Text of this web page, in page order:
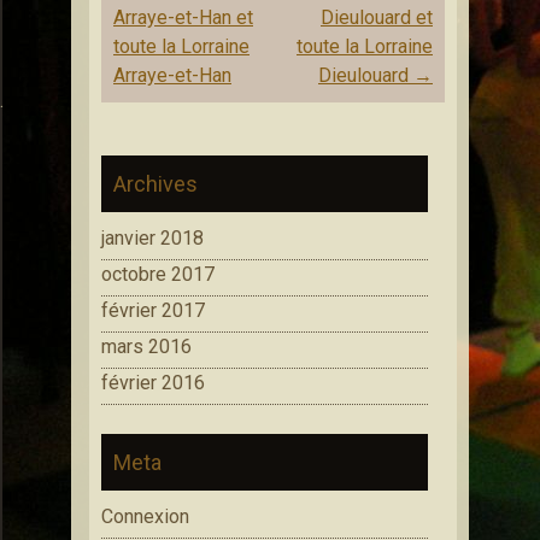
Animations cirque saltimbanque Médiéval
Arraye-et-Han et
toute la Lorraine
Arraye-et-Han
Dieulouard et
toute la Lorraine
Dieulouard →
Archives
janvier 2018
octobre 2017
février 2017
mars 2016
février 2016
Meta
Connexion